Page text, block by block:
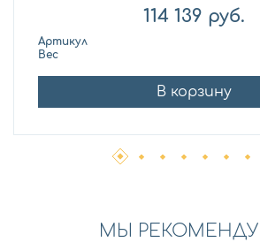
114 139 руб.
Артикул
Вес
В корзину
МЫ